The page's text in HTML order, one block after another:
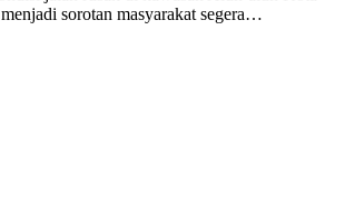
sorotan masyarakat segera…